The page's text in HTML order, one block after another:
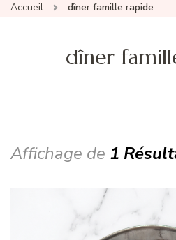
Accueil dîner famille rapide
dîner
Affichage de 1